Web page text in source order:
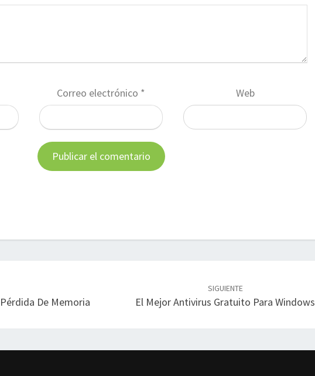
Correo electrónico * Web
De Memoria
SIGUIENTE
El Mejor Antivirus Gratuito Para Windows